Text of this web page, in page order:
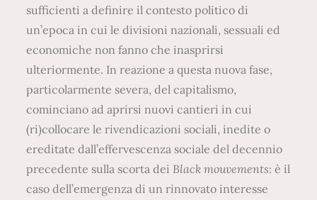
sufficienti a definire il contesto politico di
un’epoca in cui le divisioni nazionali, sessuali ed
economiche non fanno che inasprirsi
ulteriormente. In reazione a questa nuova fase,
particolarmente severa, del capitalismo,
cominciano ad aprirsi nuovi cantieri in cui
(ri)collocare le rivendicazioni sociali, inedite o
ereditate dall’effervescenza sociale del decennio
precedente sulla scorta dei Black mouvements: è il
caso dell’emergenza di un rinnovato interesse